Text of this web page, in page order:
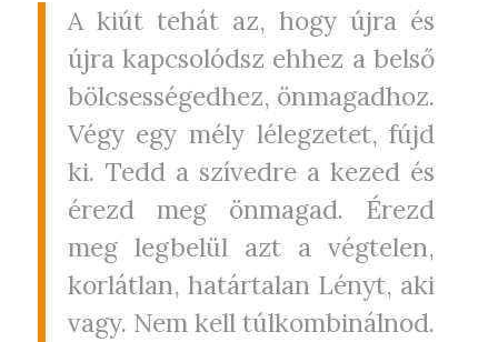
A kiút tehát az, hogy újra és
újra kapcsolódsz ehhez a belső
bölcsességedhez, önmagadhoz.
Végy egy mély lélegzetet, fújd
ki. Tedd a szívedre a kezed és
érezd meg önmagad. Érezd
meg legbelül azt a végtelen,
korlátlan, határtalan Lényt, aki
vagy. Nem kell túlkombinálnod.